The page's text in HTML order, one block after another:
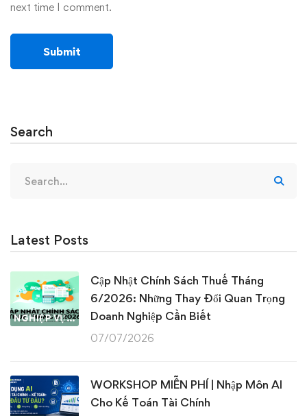
next time I comment.
Search
for:
Latest Posts
NGHIỆP VỤ KẾ TOÁN & THUẾ
Cập Nhật Chính Sách Thuế Tháng
6/2026: Những Thay Đổi Quan Trọng
Doanh Nghiệp Cần Biết
07/07/2026
WORKSHOP MIỄN PHÍ | Nhập Môn AI
Cho Kế Toán Tài Chính